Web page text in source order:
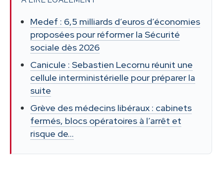
Medef : 6,5 milliards d’euros d’économies
proposées pour réformer la Sécurité
sociale dès 2026
Canicule : Sebastien Lecornu réunit une
cellule interministérielle pour préparer la
suite
Grève des médecins libéraux : cabinets
fermés, blocs opératoires à l’arrêt et
risque de…